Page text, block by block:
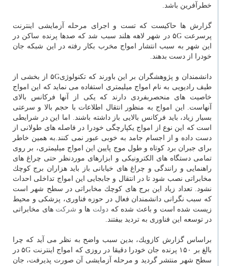
خطرآفرین باشد.
گزارش ها حاكیست كه تست و اجرای مرحله آزمایشی اینترنت
پرسرعت ۵G در شهر لاهه هلند سبب شد كه صدها پرنده ساكن در
این شهر به سبب انتشار امواج مخرب بكار رفته در این شبكه جان
خودرا از دست بدهند.
دانشمندان و پژوهشگران بر این باورند كه تكنولوژی۵G از بخشی از
طیف رادیویی به نام امواج میلیمتری استفاده می نماید كه این امواج
خاصیت های منحصربفردی دارند كه یكی از آنها فركانس بالای
آنهاست. این امواج به منظور انتقال اطلاعات با حجم بالا و سرعتی
بسیار زیاد، باید فركانس بالایی باز داشته باشند. اما این در شرایطی
است كه این نوع از امواج یكپارچگی خودرا در فاصله های طولانی از
دست داده و از اجسام جامد به خوبی عبور نمی كنند.به همین خاطر
برای جبران برد كوتاه و طول موج پایین این امواج میلیمتری، بر روی
تمامی دستگاه های الكترونیكی و ابزارهای موردنظر حتی چراغ های
راهنمایی و رانندگی و چراغ های خیابانی باز باید هزاران برج كوچك
مخابراتی نصب شود تا در انتقال و جابجایی این امواج تداخلی احداث
نشود. تعداد زیاد این برج های كوچك مخابراتی در سطح شهر است
كه سبب نگرانی دانشمندان فعال در حوزه فناوری، پزشكی و محیط
زیست شده است و باعث شده كهدولت ها و شركت های مخابراتی
در توسعه این فناوری به تردید بیفتند.
براساس گزارش كازویك، بدین سبب واضح به نظر می آید كه چرا
بالغ بر ۱۵۰ پرنده جان خودرا دقیقا در روزی كه امواج اینترنت ۵G در
سطح شهر منتشر گردید و مرحله آزمایشی آن صورت پذیرفت، جان